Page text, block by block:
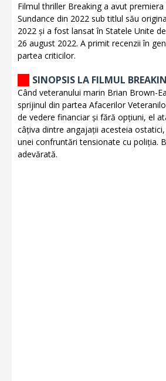
Filmul thriller Breaking a avut
Sundance din 2022 sub titlul său
2022 și a fost lansat în Statele Unite
26 august 2022. A primit recenzii în
partea criticilor.
SINOPSIS LA FILMUL
Când veteranului marin Brian Brown-
sprijinul din partea Afacerilor
de vedere financiar și fără opțiuni, el
câțiva dintre angajații acesteia
unei confruntări tensionate cu poliția.
adevărată.